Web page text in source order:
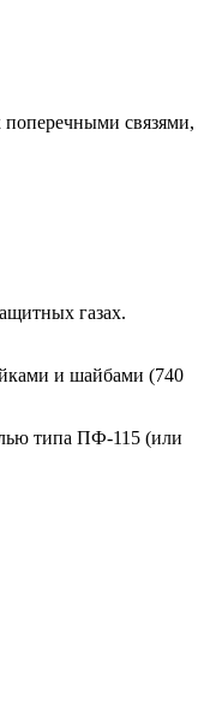
связями,
газах.
и шайбами (740
типа ПФ-115 (или